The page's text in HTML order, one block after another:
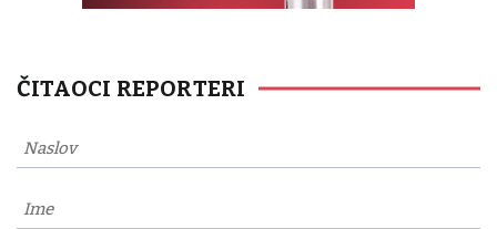
ČITAOCI REPORTERI